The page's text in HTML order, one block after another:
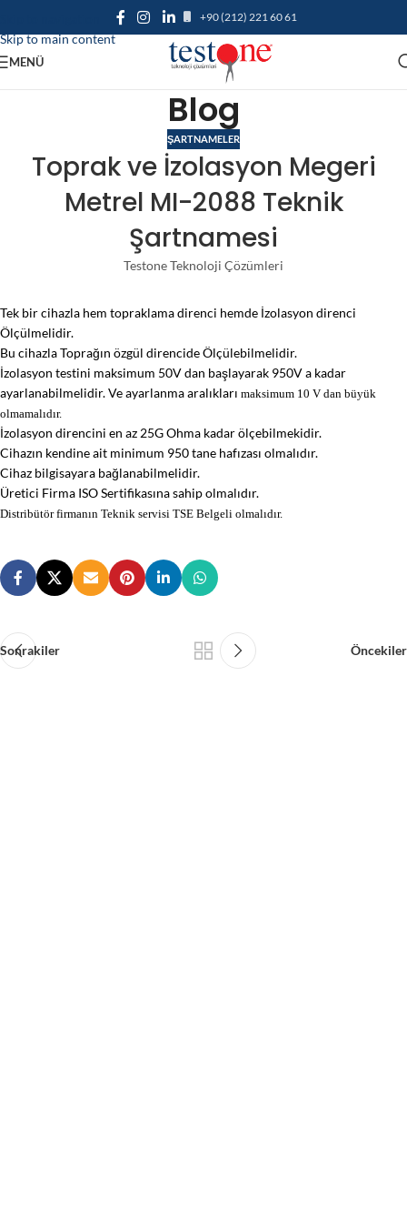
Skip to main content
+90 (212) 221 60 61
MENÜ
Blog
ŞARTNAMELER
Toprak ve İzolasyon Megeri
Metrel MI-2088 Teknik
Şartnamesi
Testone Teknoloji Çözümleri
Tek bir cihazla hem topraklama direnci hemde İzolasyon direnci
Ölçülmelidir.
Bu cihazla Toprağın özgül direncide Ölçülebilmelidir.
İzolasyon testini maksimum 50V dan başlayarak 950V a kadar
ayarlanabilmelidir. Ve ayarlanma aralıkları maksimum 10 V dan büyük
olmamalıdır.
İzolasyon direncini en az 25G Ohma kadar ölçebilmekidir.
Cihazın kendine ait minimum 950 tane hafızası olmalıdır.
Cihaz bilgisayara bağlanabilmelidir.
Üretici Firma ISO Sertifikasına sahip olmalıdır.
Distribütör firmanın Teknik servisi TSE Belgeli olmalıdır.
Sonrakiler Öncekiler